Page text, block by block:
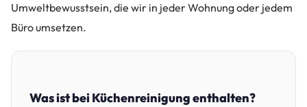
Umweltbewusstsein, die wir in jeder Wohnung oder jedem
Büro umsetzen.
Was ist bei Küchenreinigung enthalten?